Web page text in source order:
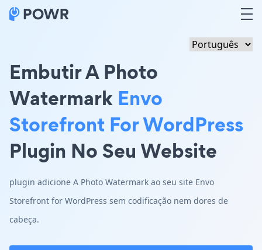
Embutir A Photo
Watermark Envo
Storefront For WordPress
Plugin No Seu Website
plugin adicione A Photo Watermark ao seu site Envo
Storefront for WordPress sem codificação nem dores de
cabeça.